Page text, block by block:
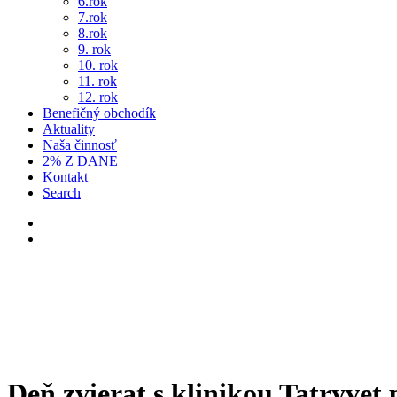
8.rok
9. rok
10. rok
11. rok
12. rok
Benefičný obchodík
Aktuality
Naša činnosť
2% Z DANE
Kontakt
Search
Deň zvierat s klinikou Tatryvet